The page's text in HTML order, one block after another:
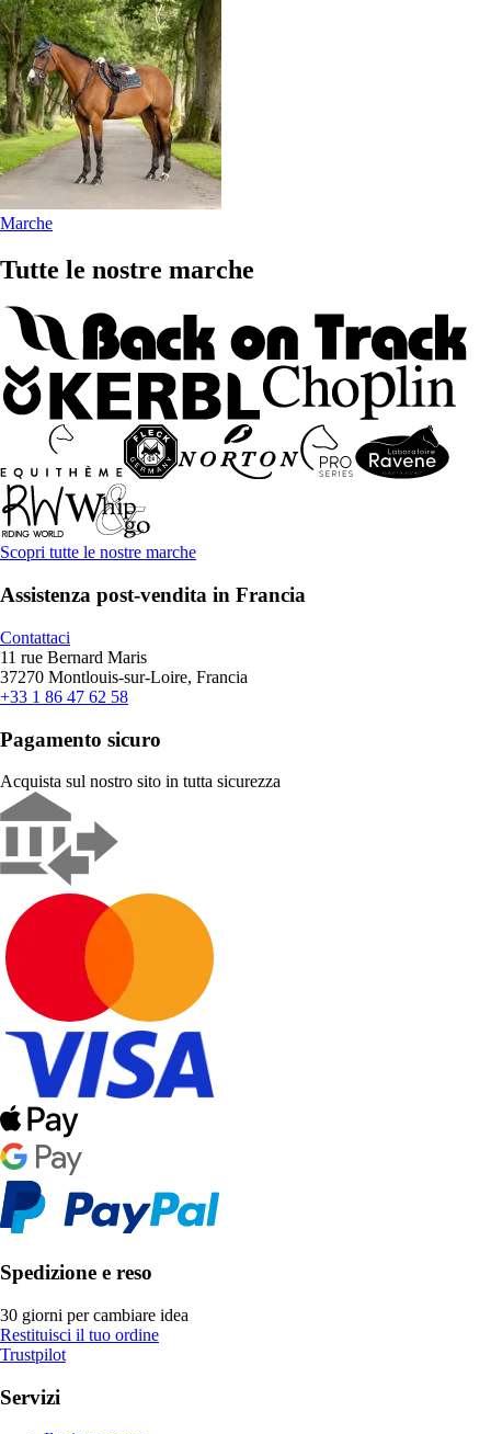
Marche
Tutte le nostre marche
Scopri tutte le nostre marche
Assistenza post-vendita in Francia
Contattaci
11 rue Bernard Maris
37270 Montlouis-sur-Loire, Francia
+33 1 86 47 62 58
Pagamento sicuro
Acquista sul nostro sito in tutta sicurezza
Spedizione e reso
30 giorni per cambiare idea
Restituisci il tuo ordine
Trustpilot
Servizi